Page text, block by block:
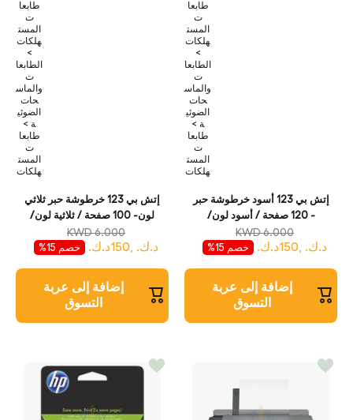
طابعا
ت
المست
هلكات
>
الطابعا
ت
والماس
حات
الضوئي
ة >
طابعا
ت
المست
هلكات
إتش بي 123 أسود خرطوشة حبر
- 120 صفحة / أسود لون/
خرطوشة حبر
KWD 6.000
د.ك. ,150د.ك. خصم 15%
إضافة إلى عربة
التسوق
طابعا
ت
المست
هلكات
>
الطابعا
ت
والماس
حات
الضوئي
ة >
طابعا
ت
المست
هلكات
إتش بي 123 خرطوشة حبر ثلاثي
لون- 100 صفحة / ثلاثية لون/
خرطوشة حبر
KWD 6.000
د.ك. ,150د.ك. خصم 15%
إضافة إلى عربة
التسوق